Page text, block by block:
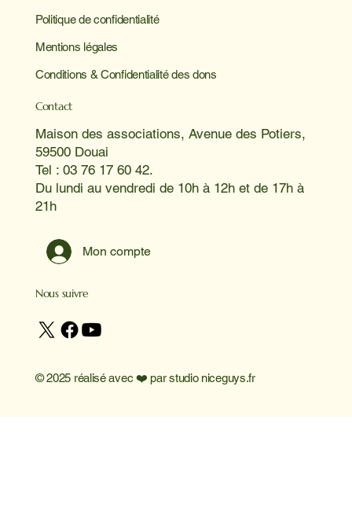
Politique de confidentialité
Mentions légales
Conditions & Confidentialité des dons
Contact
Maison des associations, Avenue des Potiers,
59500 Douai
Tel : 03 76 17 60 42.
Du lundi au vendredi de 10h à 12h et de 17h à
21h
Mon compte
Nous suivre
© 2025 réalisé avec ❤️ parstudio niceguys.fr